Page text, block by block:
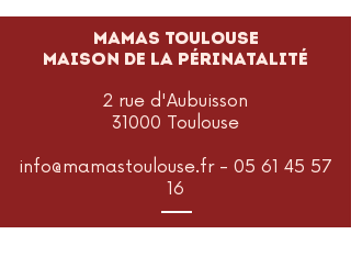
MAMAS TOULOUSE
Maison de la périnatalité
2 rue d'Aubuisson
31000 Toulouse
info@mamastoulouse.fr- 05 61 45 57
16